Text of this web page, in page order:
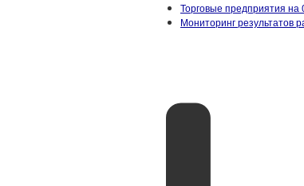
Торговые предприятия на
Мониторинг результатов